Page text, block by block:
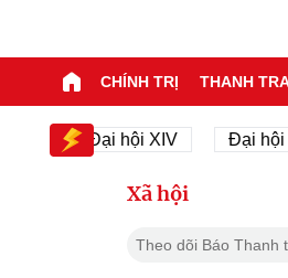
CHÍNH TRỊ THANH
Đại hội XIV Đại hội XIV
Xã hội
Theo dõi Báo Thanh